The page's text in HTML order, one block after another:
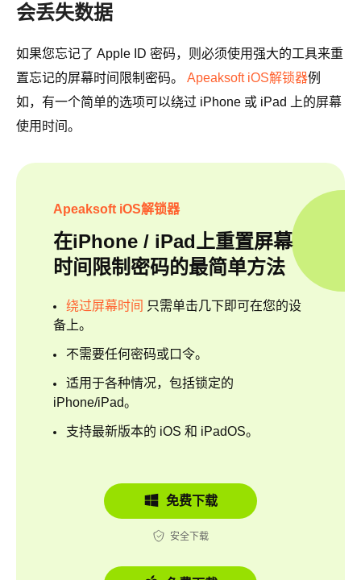
会丢失数据
如果您忘记了 Apple ID 密码，则必须使用强大的工具来重
置忘记的屏幕时间限制密码。 Apeaksoft iOS解锁器例
如，有一个简单的选项可以绕过 iPhone 或 iPad 上的屏幕
使用时间。
Apeaksoft iOS解锁器
在iPhone / iPad上重置屏幕
时间限制密码的最简单方法
绕过屏幕时间 只需单击几下即可在您的设
备上。
不需要任何密码或口令。
适用于各种情况，包括锁定的
iPhone/iPad。
支持最新版本的 iOS 和 iPadOS。
免费下载
安全下载